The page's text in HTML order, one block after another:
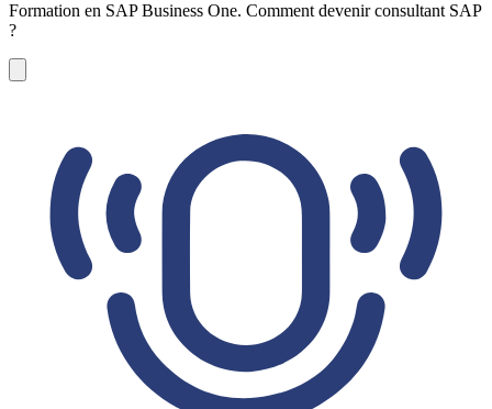
Formation en SAP Business One. Comment devenir consultant SAP
?